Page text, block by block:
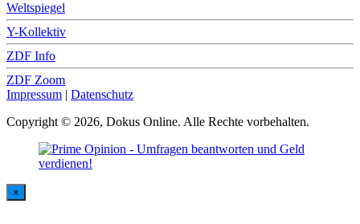
Weltspiegel
Y-Kollektiv
ZDF Info
ZDF Zoom
Impressum | Datenschutz
Copyright © 2026, Dokus Online. Alle Rechte vorbehalten.
×